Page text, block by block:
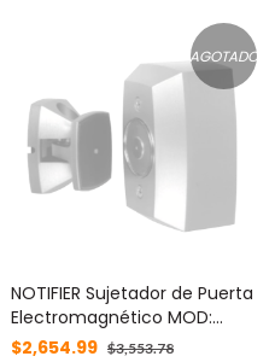
AGOTADO
NOTIFIER Sujetador de Puerta
Electromagnético MOD:
FM996-L8
$2,654.99 $3,553.78